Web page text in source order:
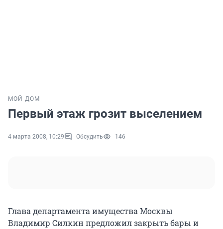
МОЙ ДОМ
Первый этаж грозит выселением
4 марта 2008, 10:29 Обсудить 146
Глава департамента имущества Москвы
Владимир Силкин предложил закрыть бары и